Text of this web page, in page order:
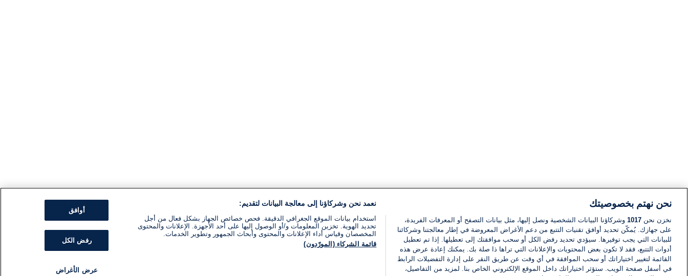
نحن نهتم بخصوصيتك
نخزن نحن 1017 وشركاؤنا البيانات الشخصية ونصل إليها، مثل بيانات التصفح أو المعرفات الفريدة،
على جهازك. يُمكّن تحديد أوافق تقنيات التتبع من دعم الأغراض المعروضة في إطار معالجتنا وشركائنا
للبيانات التي يجب توفيرها. سيؤدي تحديد رفض الكل أو سحب موافقتك إلى تعطيلها. إذا تم تعطيل
أدوات التتبع، فقد لا تكون بعض المحتويات والإعلانات التي تراها ذا صلة بك. يمكنك إعادة عرض هذه
القائمة لتغيير اختياراتك أو سحب الموافقة في أي وقت عن طريق النقر على إدارة التفضيلات الرابط
في أسفل صفحة الويب. ستؤثر اختياراتك داخل الموقع الإلكتروني الخاص بنا. لمزيد من التفاصيل،
نعمد نحن وشركاؤنا إلى معالجة البيانات لتقديم:
استخدام بيانات الموقع الجغرافي الدقيقة. فحص خصائص الجهاز بشكل فعال من أجل
تحديد الهوية. تخزين المعلومات و/أو الوصول إليها على أحد الأجهزة. الإعلانات والمحتوى
المخصصان وقياس أداء الإعلانات والمحتوى وأبحاث الجمهور وتطوير الخدمات.
قائمة الشركاء (المورّدون)
أوافق
رفض الكل
عرض الأغراض